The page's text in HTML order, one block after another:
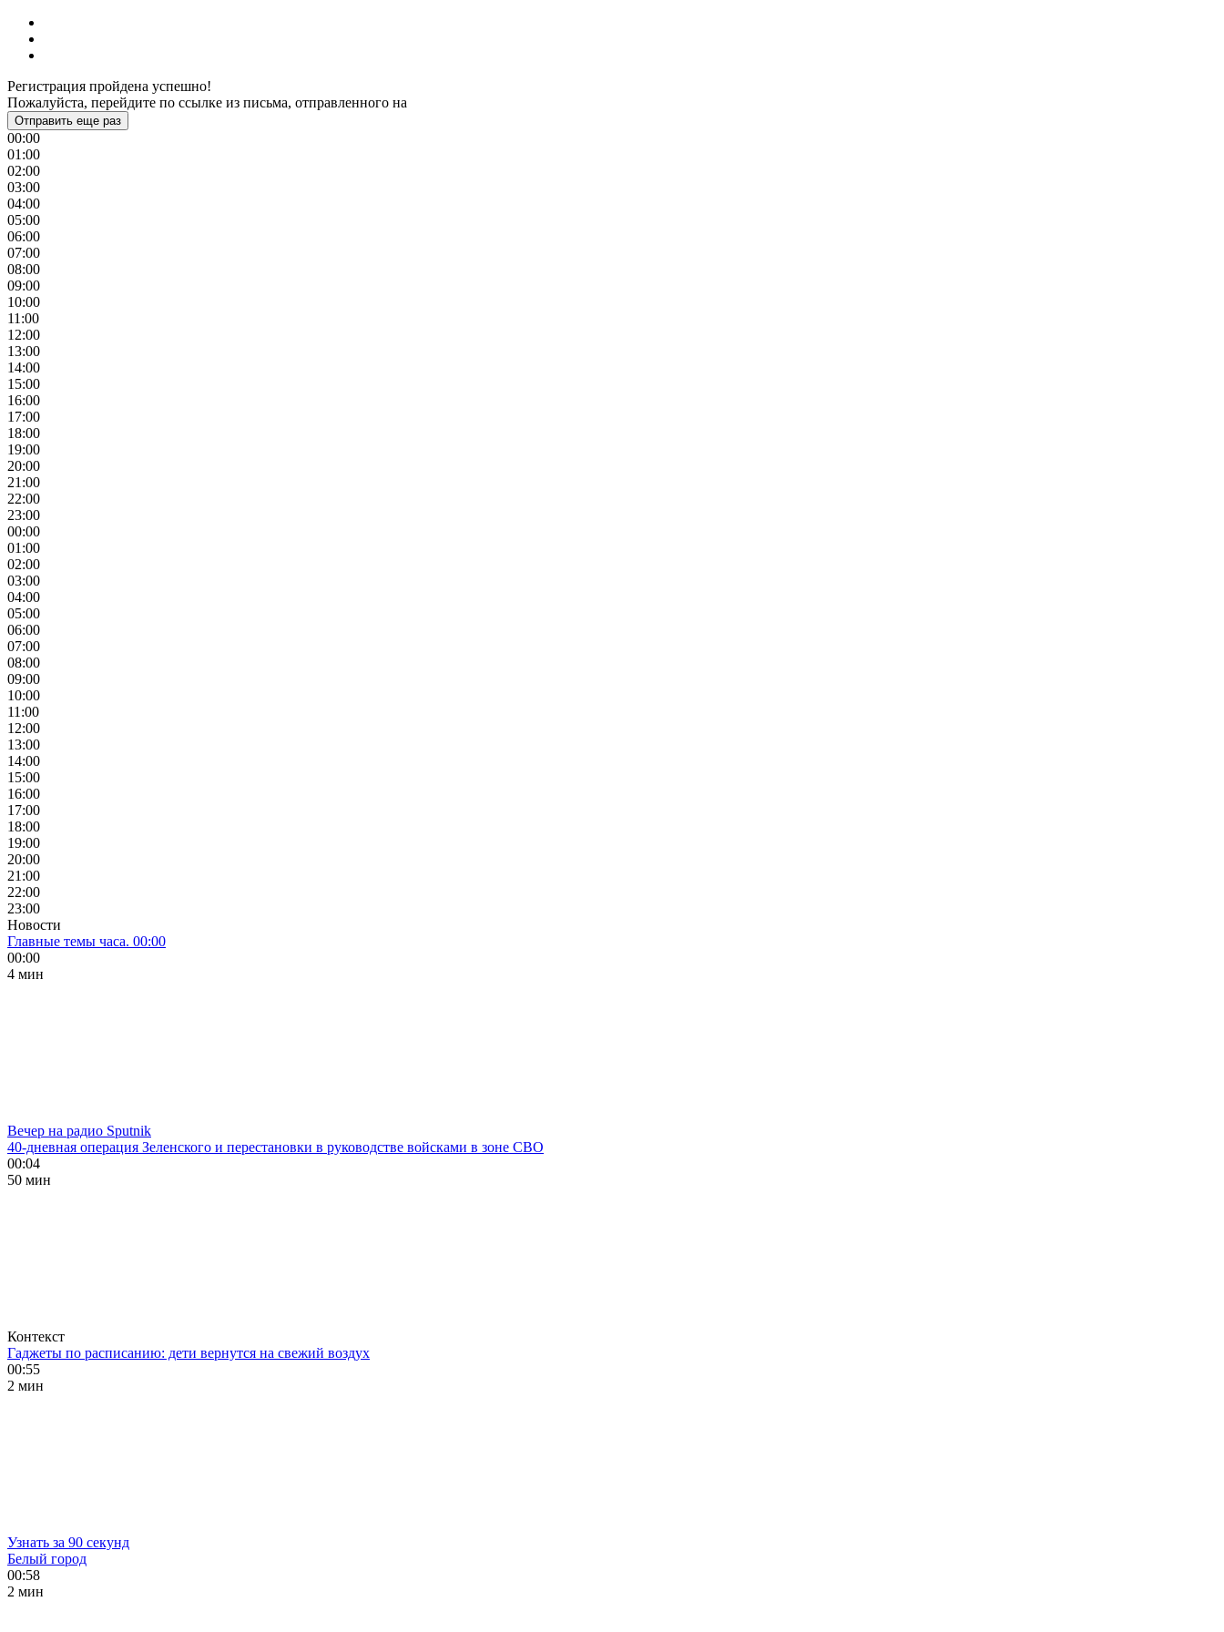
Регистрация пройдена успешно!
Пожалуйста, перейдите по ссылке из письма, отправленного на
Отправить еще раз
00:00
01:00
02:00
03:00
04:00
05:00
06:00
07:00
08:00
09:00
10:00
11:00
12:00
13:00
14:00
15:00
16:00
17:00
18:00
19:00
20:00
21:00
22:00
23:00
00:00
01:00
02:00
03:00
04:00
05:00
06:00
07:00
08:00
09:00
10:00
11:00
12:00
13:00
14:00
15:00
16:00
17:00
18:00
19:00
20:00
21:00
22:00
23:00
Новости
Главные темы часа. 00:00
00:00
4 мин
Вечер на радио Sputnik
40-дневная операция Зеленского и перестановки в руководстве войсками в зоне СВО
00:04
50 мин
Контекст
Гаджеты по расписанию: дети вернутся на свежий воздух
00:55
2 мин
Узнать за 90 секунд
Белый город
00:58
2 мин